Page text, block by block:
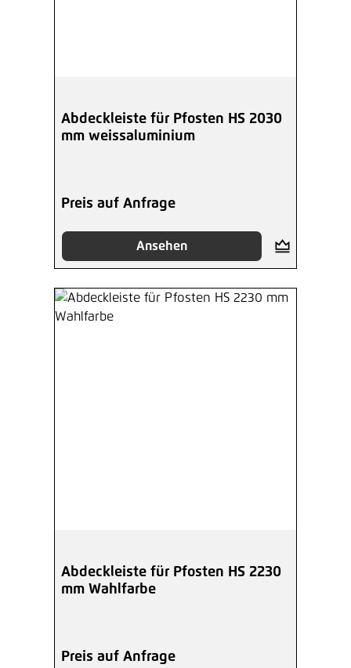
Abdeckleiste für Pfosten HS 2030
mm weissaluminium
Preis auf Anfrage
Ansehen
Abdeckleiste für Pfosten HS 2230
mm Wahlfarbe
Preis auf Anfrage